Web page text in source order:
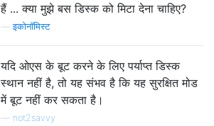
हैं ... क्या मुझे बस डिस्क को मिटा देना चाहिए?
—इकोनॉमिस्ट
यदि ओएस के बूट करने के लिए पर्याप्त डिस्क
स्थान नहीं है, तो यह संभव है कि यह सुरक्षित मोड
में बूट नहीं कर सकता है।
not2savvy